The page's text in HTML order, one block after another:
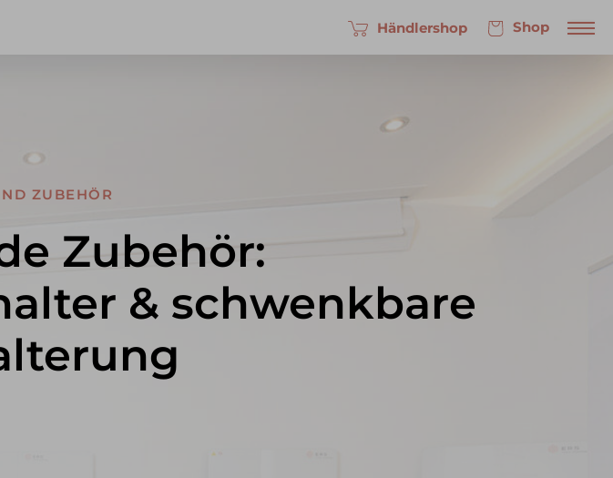
Händlershop Shop
ZUBEHÖR
Zubehör:
& schwenkbare